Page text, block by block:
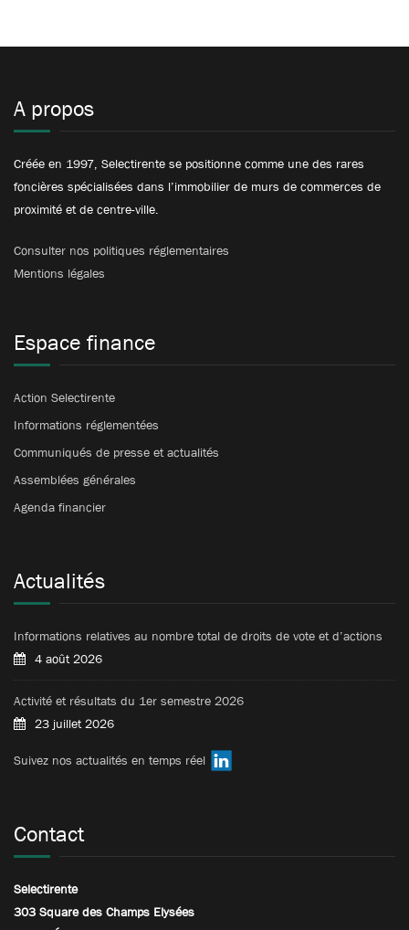
A propos
Créée en 1997, Selectirente se positionne comme une des rares
foncières spécialisées dans l’immobilier de murs de commerces de
proximité et de centre-ville.
Consulter nos politiques réglementaires
Mentions légales
Espace finance
Action Selectirente
Informations réglementées
Communiqués de presse et actualités
Assemblées générales
Agenda financier
Actualités
Informations relatives au nombre total de droits de vote et d’actions
4 août 2026
Activité et résultats du 1er semestre 2026
23 juillet 2026
Suivez nos actualités en temps réel
Contact
Selectirente
303 Square des Champs Elysées